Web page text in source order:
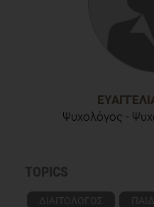
Ψυχολόγος -
TOPICS
ΔΙΑΙΤΟΛΟΓΟΣ ΠΑΙΔΙ